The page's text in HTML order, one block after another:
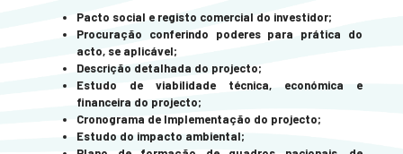
Pacto social e registo comercial do investidor;
Procuração conferindo poderes para prática do
acto, se aplicável;
Descrição detalhada do projecto;
Estudo de viabilidade técnica, económica e
financeira do projecto;
Cronograma de Implementação do projecto;
Estudo do impacto ambiental;